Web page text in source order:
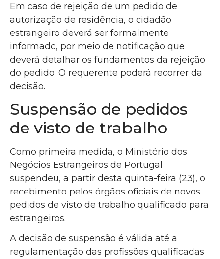
Em caso de rejeição de um pedido de
autorização de residência, o cidadão
estrangeiro deverá ser formalmente
informado, por meio de notificação que
deverá detalhar os fundamentos da rejeição
do pedido. O requerente poderá recorrer da
decisão.
Suspensão de pedidos
de visto de trabalho
Como primeira medida, o Ministério dos
Negócios Estrangeiros de Portugal
suspendeu, a partir desta quinta-feira (23), o
recebimento pelos órgãos oficiais de novos
pedidos de visto de trabalho qualificado para
estrangeiros.
A decisão de suspensão é válida até a
regulamentação das profissões qualificadas